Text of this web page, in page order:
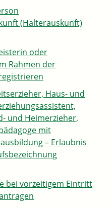
(Halterauskunft)
oder
Rahmen der
Haus- und
und Heimerzieher,
mit
– Erlaubnis
bei vorzeitigem Eintritt